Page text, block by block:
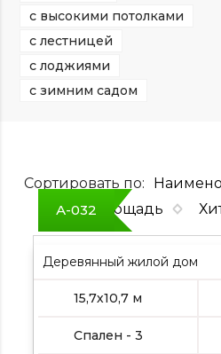
с высокими потолками
с лестницей
с лоджиями
с зимним садом
Сортировать по:
Площадь
А-032
Деревянный жилой дом
15,7х10,7 м
Спален - 3